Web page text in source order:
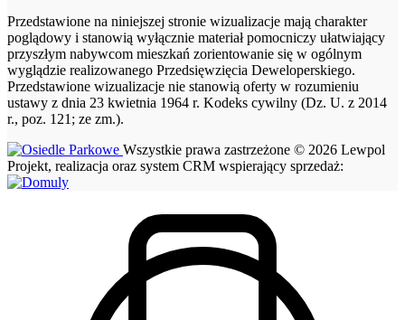
Przedstawione na niniejszej stronie wizualizacje mają charakter
poglądowy i stanowią wyłącznie materiał pomocniczy ułatwiający
przyszłym nabywcom mieszkań zorientowanie się w ogólnym
wyglądzie realizowanego Przedsięwzięcia Deweloperskiego.
Przedstawione wizualizacje nie stanowią oferty w rozumieniu
ustawy z dnia 23 kwietnia 1964 r. Kodeks cywilny (Dz. U. z 2014
r., poz. 121; ze zm.).
Wszystkie prawa zastrzeżone © 2026 Lewpol
Projekt, realizacja oraz system CRM wspierający sprzedaż: